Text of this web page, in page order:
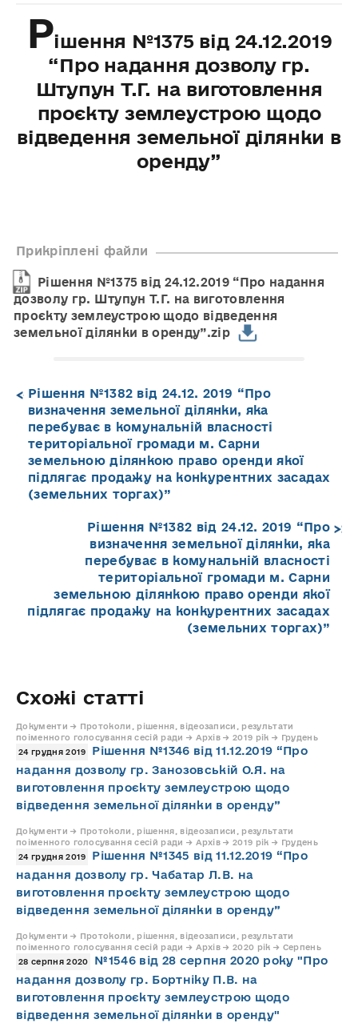
Рішення №1375 від 24.12.2019
“Про надання дозволу гр.
Штупун Т.Г. на виготовлення
проєкту землеустрою щодо
відведення земельної ділянки в
оренду”
Прикріплені файли
Рішення №1375 від 24.12.2019 “Про надання
дозволу гр. Штупун Т.Г. на виготовлення
проєкту землеустрою щодо відведення
земельної ділянки в оренду”.zip
Рішення №1382 від 24.12. 2019 “Про
визначення земельної ділянки, яка
перебуває в комунальній власності
територіальної громади м. Сарни
земельною ділянкою право оренди якої
підлягає продажу на конкурентних засадах
(земельних торгах)”
Рішення №1382 від 24.12. 2019 “Про
визначення земельної ділянки, яка
перебуває в комунальній власності
територіальної громади м. Сарни
земельною ділянкою право оренди якої
підлягає продажу на конкурентних засадах
(земельних торгах)”
Схожі статті
Документи → Протоколи, рішення, відеозаписи, результати
поіменного голосування сесій ради → Архів → 2019 рік → Грудень
24 грудня 2019
Рішення №1346 від 11.12.2019 “Про
надання дозволу гр. Занозовській О.Я. на
виготовлення проєкту землеустрою щодо
відведення земельної ділянки в оренду”
Документи → Протоколи, рішення, відеозаписи, результати
поіменного голосування сесій ради → Архів → 2019 рік → Грудень
24 грудня 2019
Рішення №1345 від 11.12.2019 “Про
надання дозволу гр. Чабатар Л.В. на
виготовлення проєкту землеустрою щодо
відведення земельної ділянки в оренду”
Документи → Протоколи, рішення, відеозаписи, результати
поіменного голосування сесій ради → Архів → 2020 рік → Серпень
28 серпня 2020
№1546 від 28 серпня 2020 року "Про
надання дозволу гр. Бортніку П.В. на
виготовлення проєкту землеустрою щодо
відведення земельної ділянки в оренду"